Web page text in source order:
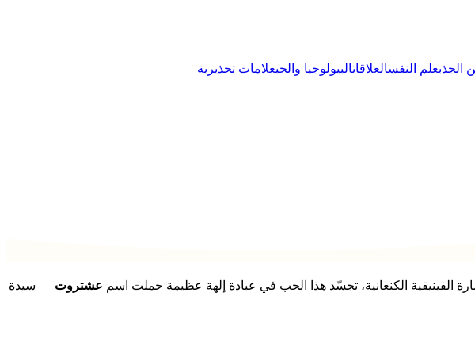
الجذبعلم النفسالعلاقاتالبيولوجيا والحبعلامات تحذيرية
الكنعانية، تجسّد هذا الحب في عبادة إلهة عظيمة حملت اسم عشتروت — سيدة